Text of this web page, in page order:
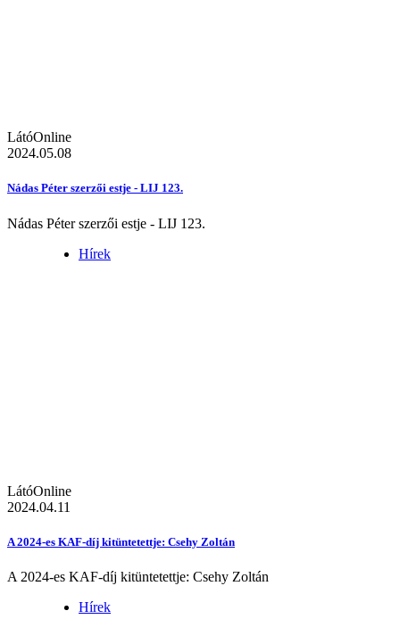
LátóOnline
2024.05.08
Nádas Péter szerzői estje - LIJ 123.
Nádas Péter szerzői estje - LIJ 123.
Hírek
LátóOnline
2024.04.11
A 2024-es KAF-díj kitüntetettje: Csehy Zoltán
A 2024-es KAF-díj kitüntetettje: Csehy Zoltán
Hírek